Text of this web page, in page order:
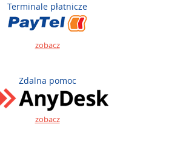
Terminale płatnicze
zobacz
Zdalna pomoc
zobacz